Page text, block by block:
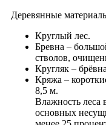
Деревянные
Круглый лес.
Бревна –
стволов,
Кругляк –
Кряжа –
8,5 м.
Влажность леса
основных